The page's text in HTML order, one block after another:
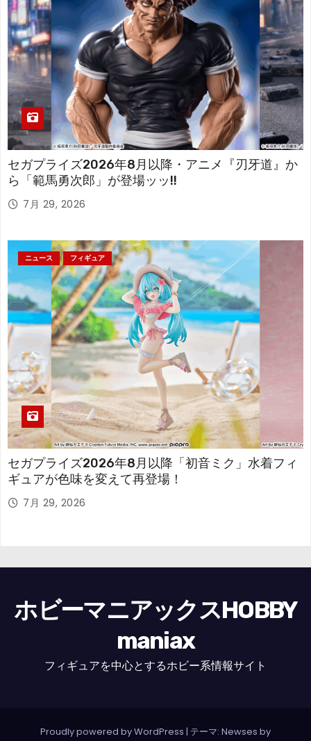
セガプライズ2026年8月以降・アニメ『刃牙道』か
ら「範馬勇次郎」が登場ッッ!!
7月 29, 2026
ニュース フィギュア
セガプライズ2026年8月以降「初音ミク」水着フィ
ギュアが色味を変えて再登場！
7月 29, 2026
ホビーマニアックスHOBBY
maniax
フィギュアを中心とするホビー系情報サイト
Proudly powered by WordPress | テーマ: Newses by